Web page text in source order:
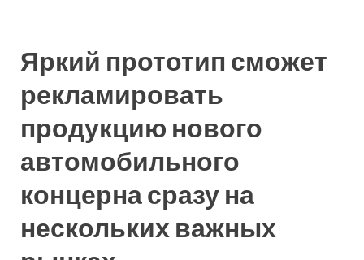
Яркий прототип сможет
рекламировать
продукцию нового
автомобильного
концерна сразу на
нескольких важных